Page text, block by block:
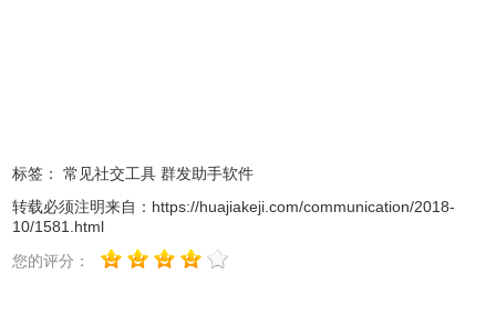
标签： 常见社交工具 群发助手软件
转载必须注明来自： https://huajiakeji.com/communication/2018-
10/1581.html
您的评分：